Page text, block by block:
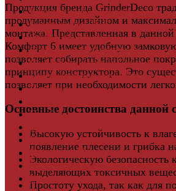
Продукция бренда GrinderDeco
продуманным дизайном и
монтажа. Представленная в
Комфорт 6 имеет удобную
позволяет собирать напольное
принципу конструктора. Это
позволяет при необходимости
Основные достоинства данной
Высокую устойчивость к
появление плесени и грибка
Экологическую безопасность
выделяющих токсичных
Простоту ухода, так как для
Регулируемые опоры
Ступени из ДПК
Фасадная плитка
Фасадные термопанели
Фиброцементный Сайдинг
Подложка для ламината
Плинтус
Пробковый пол
Паркетная доска
Инженерная паркетная доска
Виниловый ламинат
Винты для ручек
Массивная доска